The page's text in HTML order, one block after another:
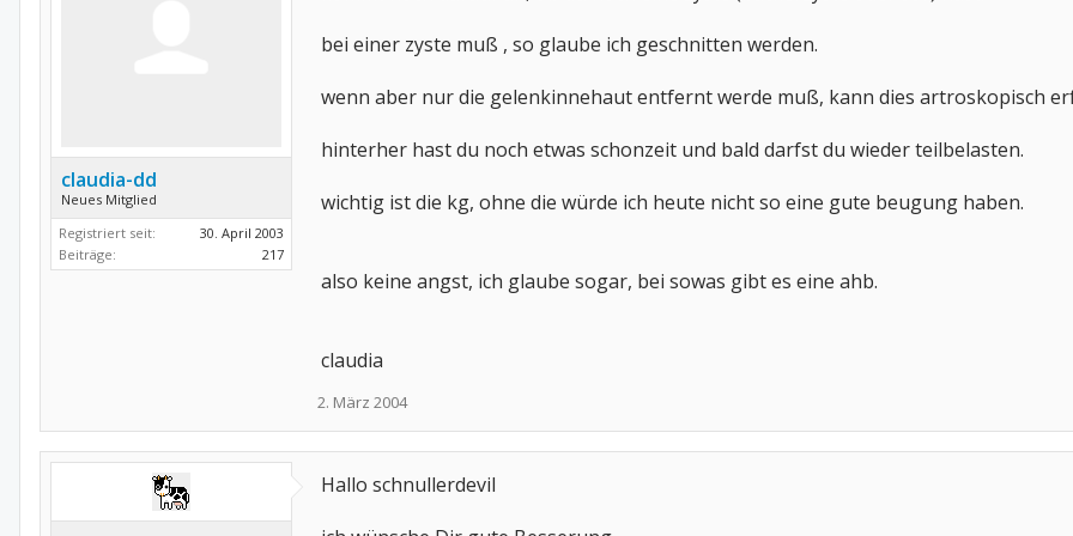
claudia-dd
Neues Mitglied
Registriert seit:
30. April 2003
Beiträge:
217
bei einer zyste muß , so glaube ich geschnitten werden.
wenn aber nur die gelenkinnehaut entfernt werde muß, kann dies artroskopisch
hinterher hast du noch etwas schonzeit und bald darfst du wieder teilbelasten.
wichtig ist die kg, ohne die würde ich heute nicht so eine gute beugung haben.
also keine angst, ich glaube sogar, bei sowas gibt es eine ahb.
claudia
2. März 2004
Hallo schnullerdevil